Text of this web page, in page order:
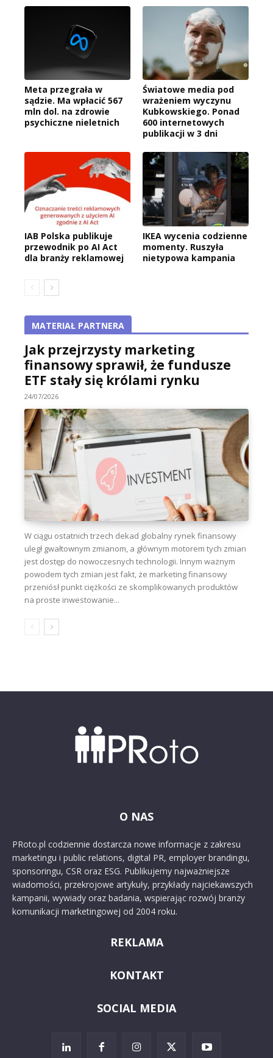
Meta przegrała w
sądzie. Ma wpłacić 567
mln dol. na zdrowie
psychiczne nieletnich
Światowe media pod
wrażeniem wyczynu
Kubkowskiego. Ponad
600 internetowych
publikacji w 3 dni
IAB Polska publikuje
przewodnik po AI Act
dla branży reklamowej
IKEA wycenia codzienne
momenty. Ruszyła
nietypowa kampania
MATERIAŁ PARTNERA
Jak przejrzysty marketing
finansowy sprawił, że fundusze
ETF stały się królami rynku
24/07/2026
W ciągu ostatnich trzech dekad globalny rynek finansowy
uległ gwałtownym zmianom, a głównym motorem tych zmian
jest dostęp do nowoczesnych technologii. Innym ważnym
powodem tych zmian jest fakt, że marketing finansowy
przeniósł punkt ciężkości ze skomplikowanych produktów
na proste inwestowanie...
O NAS
PRoto.pl codziennie dostarcza nowe informacje z zakresu
marketingu i public relations, digital PR, employer brandingu,
sponsoringu, CSR oraz ESG. Publikujemy najważniejsze
wiadomości, przekrojowe artykuły, przykłady najciekawszych
kampanii, wywiady oraz badania, wspierając rozwój branży
komunikacji marketingowej od 2004 roku.
REKLAMA
KONTAKT
SOCIAL MEDIA